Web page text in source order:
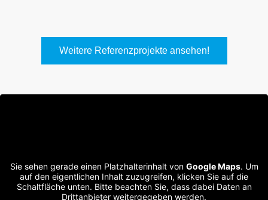
Weitere Referenzprojekte ansehen!
Sie sehen gerade einen Platzhalterinhalt von Google Maps. Um
auf den eigentlichen Inhalt zuzugreifen, klicken Sie auf die
Schaltfläche unten. Bitte beachten Sie, dass dabei Daten an
Drittanbieter weitergegeben werden.